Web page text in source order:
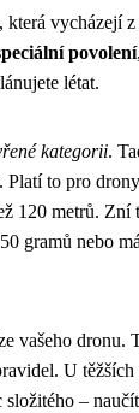
vycházejí
povolení
létat.
kategorii.
to pro
120 metrů. Zní
gramů nebo
vašeho dronu.
U
–